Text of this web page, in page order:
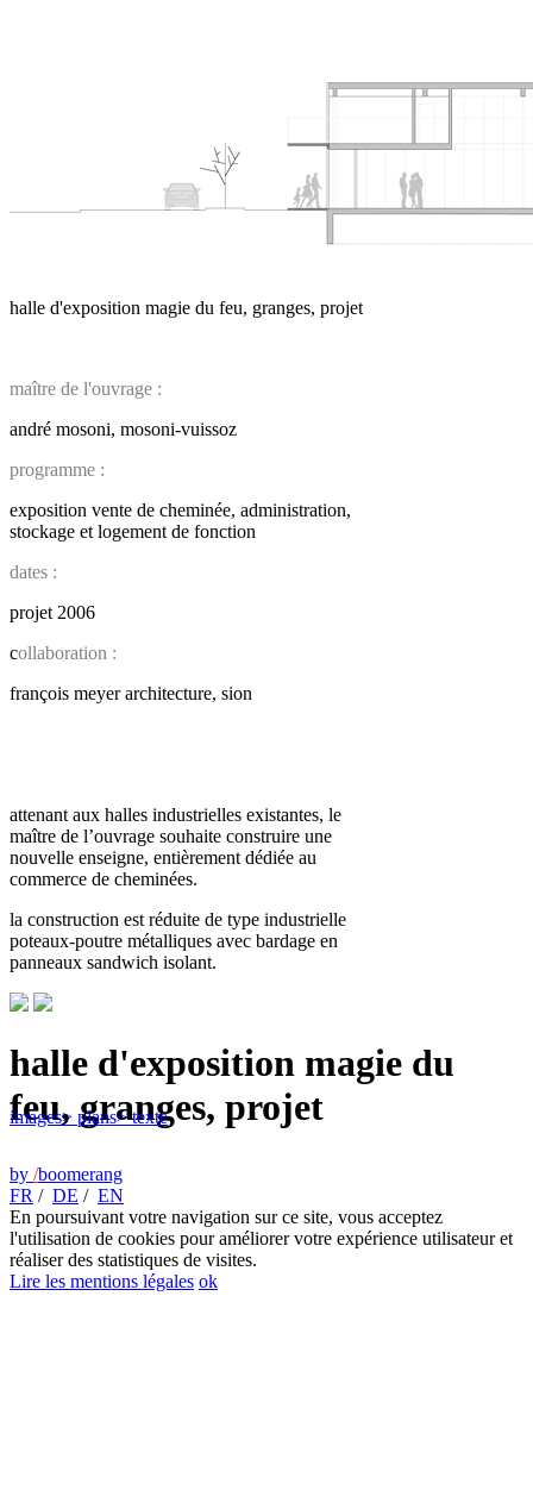
halle d'exposition magie du feu, granges, projet
maître de l'ouvrage :
andré mosoni, mosoni-vuissoz
programme :
exposition vente de cheminée, administration,
stockage et logement de fonction
dates :
projet 2006
collaboration :
françois meyer architecture, sion
attenant aux halles industrielles existantes, le
maître de l’ouvrage souhaite construire une
nouvelle enseigne, entièrement dédiée au
commerce de cheminées.
la construction est réduite de type industrielle
poteaux-poutre métalliques avec bardage en
panneaux sandwich isolant.
halle d'exposition magie du
feu, granges, projet
images> plans> texte
by /boomerang
FR / DE / EN
En poursuivant votre navigation sur ce site, vous acceptez
l'utilisation de cookies pour améliorer votre expérience utilisateur et
réaliser des statistiques de visites.
Lire les mentions légales ok